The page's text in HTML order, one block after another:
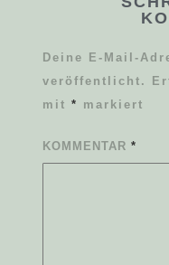
Deine E-Mail-
veröffentlicht.
mit* markiert
KOMMENTAR*